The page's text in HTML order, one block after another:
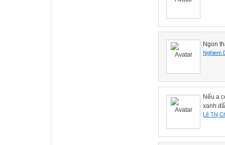
Ngon
Nghiem
Nếu a
xanh
Lê Thị